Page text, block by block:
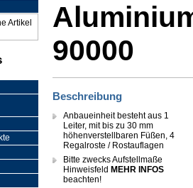
Artikel
90000
Beschreibung
Anbaueinheit besteht aus 1
Leiter, mit bis zu 30 mm
höhenverstellbaren Füßen, 4
Regalroste / Rostauflagen
Bitte zwecks Aufstellmaße
Hinweisfeld MEHR INFOS
beachten!